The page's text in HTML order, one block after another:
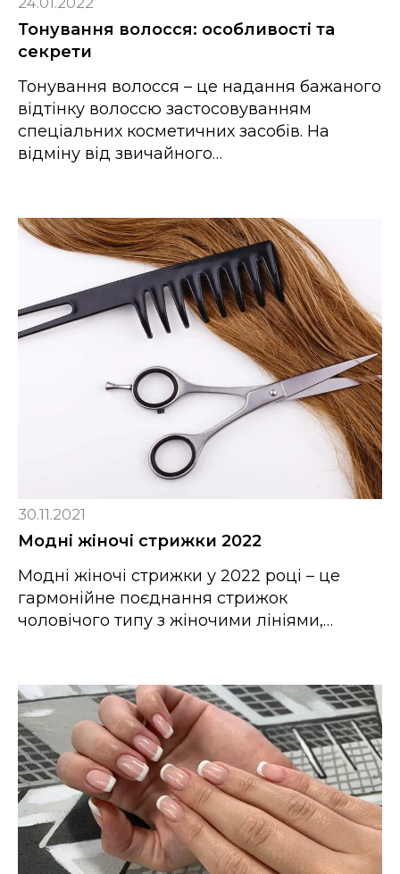
Тонування волосся: особливості та
секрети
Тонування волосся – це надання бажаного
відтінку волоссю застосовуванням
спеціальних косметичних засобів. На
відміну від звичайного…
30.11.2021
Модні жіночі стрижки 2022
Модні жіночі стрижки у 2022 році – це
гармонійне поєднання стрижок
чоловічого типу з жіночими лініями,…